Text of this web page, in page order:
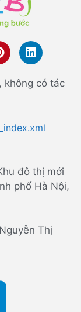
không có tác
đô thị mới
phố Hà Nội,
Thị